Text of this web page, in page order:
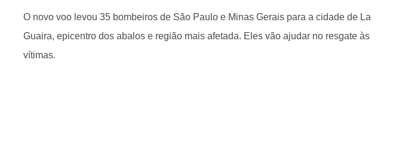
O novo voo levou 35 bombeiros de São Paulo e Minas Gerais para a cidade de La
Guaira, epicentro dos abalos e região mais afetada. Eles vão ajudar no resgate às
vítimas.